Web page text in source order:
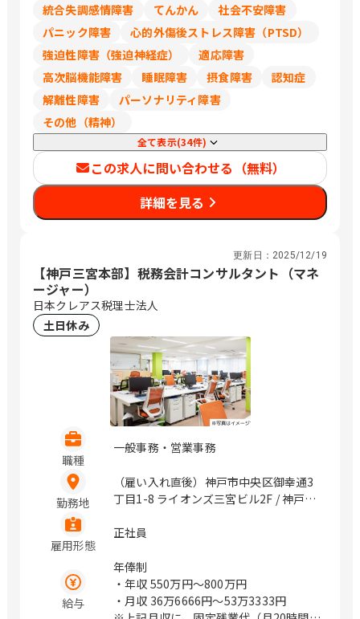
統合失調感情障害
てんかん
社会不安障害
パニック障害
心的外傷後ストレス障害（PTSD）
強迫性障害（強迫神経症）
適応障害
高次脳機能障害
睡眠障害 摂食障害
認知症
解離性障害
パーソナリティ障害
その他（精神）
全て表示(34件)
この求人に問い合わせる（無料）
詳細を見る
更新日： 2025/12/19
【神戸三宮本部】税務会計コンサルタント（マネ
ージャー）
日本クレアス税理士法人
土日休み
職種
一般事務・営業事務
勤務地
（雇い入れ直後）神戸市中央区御幸通3
丁目1-8 ライオンズ三宮ビル2F / 神戸三
雇用形態
正社員
給与
年俸制
・年収 550万円〜800万円
・月収 36万6666円〜53万3333円